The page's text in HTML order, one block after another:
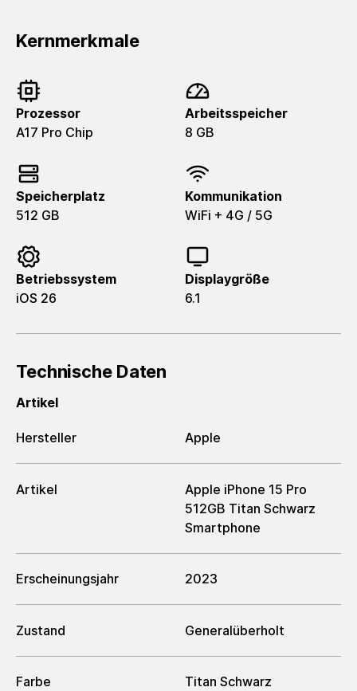
Kernmerkmale
Prozessor
A17 Pro Chip
Arbeitsspeicher
8 GB
Speicherplatz
512 GB
Kommunikation
WiFi + 4G / 5G
Betriebssystem
iOS 26
Displaygröße
6.1
Technische Daten
Artikel
Hersteller Apple
Artikel
Apple iPhone 15 Pro
512GB Titan Schwarz
Smartphone
Erscheinungsjahr 2023
Zustand Generalüberholt
Farbe Titan Schwarz